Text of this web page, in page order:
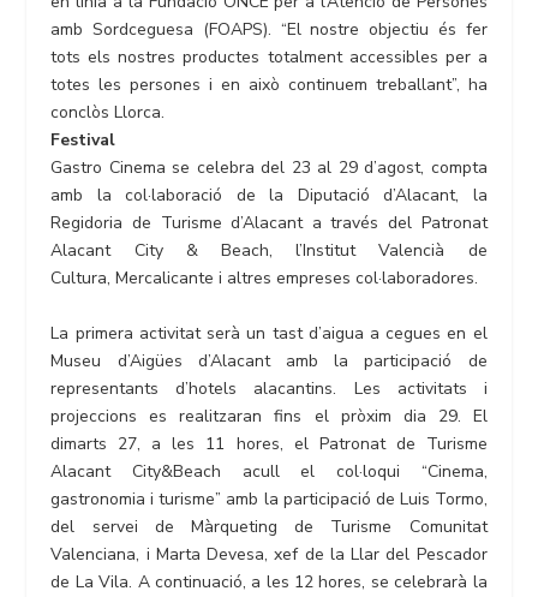
amb Sordceguesa (FOAPS). “El nostre objectiu és fer
tots els nostres productes totalment accessibles per a
totes les persones i en això continuem treballant”, ha
conclòs Llorca.
Festival
Gastro Cinema se celebra del 23 al 29 d’agost, compta
amb la col·laboració de la Diputació d’Alacant, la
Regidoria de Turisme d’Alacant a través del Patronat
Alacant City & Beach, l’Institut Valencià de
Cultura, Mercalicante i altres empreses col·laboradores.
La primera activitat serà un tast d’aigua a cegues en el
Museu d’Aigües d’Alacant amb la participació de
representants d’hotels alacantins. Les activitats i
projeccions es realitzaran fins el pròxim dia 29. El
dimarts 27, a les 11 hores, el Patronat de Turisme
Alacant City&Beach acull el col·loqui “Cinema,
gastronomia i turisme” amb la participació de Luis Tormo,
del servei de Màrqueting de Turisme Comunitat
Valenciana, i Marta Devesa, xef de la Llar del Pescador
de La Vila. A continuació, a les 12 hores, se celebrarà la